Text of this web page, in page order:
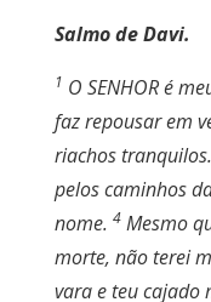
Salmo de Davi.
1 O SENHOR é
faz repousar em
riachos tranquilos.
pelos caminhos
nome. 4 Mesmo
morte, não terei
vara e teu cajado